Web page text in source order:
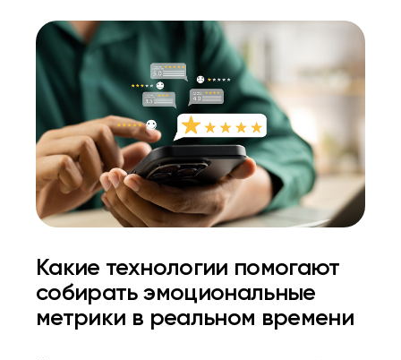
Какие технологии помогают
собирать эмоциональные
метрики в реальном времени